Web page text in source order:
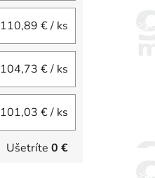
110,89 €/ ks
104,73 €/ ks
101,03 €/ ks
Ušetríte 0 €